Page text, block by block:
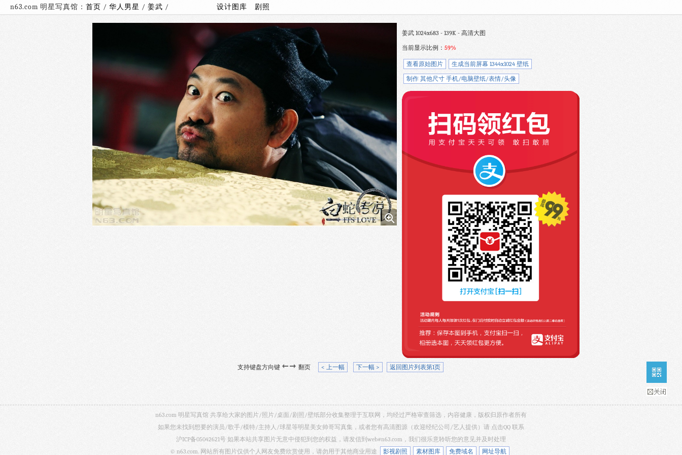
n63.com 明星写真馆： 首页 / 华人男星 / 姜武 / 设计图库 剧照
姜武 1024x683 - 139K - 高清大图
当前显示比例： 59%
查看原始图片 生成当前屏幕 1344x1024 壁纸
制作 其他尺寸 手机/电脑壁纸/表情/头像
支持键盘方向键 翻页 < 上一幅 下一幅 > 返回图片列表第1页
n63.com 明星写真馆 共享给大家的图片/照片/桌面/剧照/壁纸部分收集整理于互联网，均经过严格审查筛选，内容健康，版权归原作者所有
如果您未找到想要的演员/歌手/模特/主持人/球星等明星美女帅哥写真集，或者您有高清图源（欢迎经纪公司/艺人提供）请 点击QQ 联系
沪ICP备05042621号 如果本站共享图片无意中侵犯到您的权益，请发信到web#n63.com，我们很乐意聆听您的意见并及时处理
© n63.com. 网站所有图片仅供个人网友免费欣赏使用，请勿用于其他商业用途
影视剧照 素材图库 免费域名 网址导航